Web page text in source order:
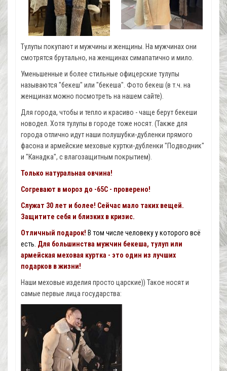
Тулупы покупают и мужчины и женщины. На мужчинах они
смотрятся брутально, на женщинах симапатично и мило.
Уменьшенные и более стильные офицерские тулупы
называются "бекеш" или "бекеша". Фото бекеш (в т.ч. на
женщинах можно посмотреть на нашем сайте).
Для города, чтобы и тепло и красиво - чаще берут бекеши
новодел. Хотя тулупы в городе тоже носят. (Также для
города отлично идут наши полушубки-дубленки прямого
фасона и армейские меховые куртки-дубленки "Подводник"
и "Канадка", с влагозащитным покрытием).
Только натуральная овчина!
Согревают в мороз до -65С - проверено!
Служат 30 лет и более! Сейчас мало таких вещей.
Защитите себя и близких в кризис.
Отличный подарок! В том числе человеку у которого всё
есть. Для большинства мужчин бекеша, тулуп или
армейская меховая куртка - это один из лучших
подарков в жизни!
Наши меховые изделия просто царские)) Такое носят и
самые первые лица государства: